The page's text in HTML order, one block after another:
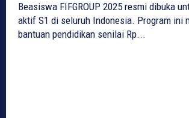
Beasiswa FIFGROUP 2025 resmi dibuka
aktif S1 di seluruh Indonesia. Program ini
bantuan pendidikan senilai Rp...